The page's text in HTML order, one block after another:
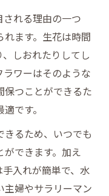
れる理由の一つ
ます。生花は時間
しおれたりしてし
ワーはそのような
つことができるた
です。
きるため、いつでも
できます。加え
入れが簡単で、水
婦やサラリーマン